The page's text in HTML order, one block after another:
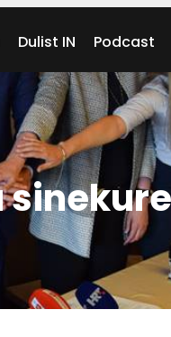
Dulist IN Podcast